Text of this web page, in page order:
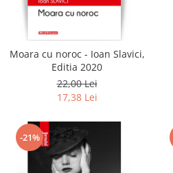
Moara cu noroc - Ioan Slavici,
Editia 2020
22,00 Lei
17,38 Lei
-21%